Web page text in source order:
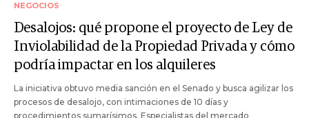
NEGOCIOS
Desalojos: qué propone el proyecto de Ley de
Inviolabilidad de la Propiedad Privada y cómo
podría impactar en los alquileres
La iniciativa obtuvo media sanción en el Senado y busca agilizar los
procesos de desalojo, con intimaciones de 10 días y
procedimientos sumarísimos. Especialistas del mercado